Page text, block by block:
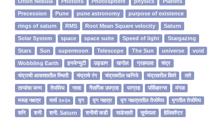
Precession Pune pune astronomy purpose of existence
rings of saturn RMS Root Mean Square velocity Saturn
Solar System space space suite Speed of light Stargazing
Stars Sun supermoon Telescope The Sun universe void
Wobbling Earth इनजेन्‍युटी उड्डाण खगोल ग्रहमाला चंद्र
चंद्राची आकाशातील स्थिती चंद्राचे रंग चंद्रावरील खनिजे चंद्रावरील विवरे तारे
ताऱ्यांचा जन्म तेजोमेघ नासा नैसर्गिक उपग्रह परग्रह पर्सिव्हरन्स मंगळ
मरूह नक्षत्र मार्स २०२० मृग मृग नक्षत्र मृग नक्षत्रातील तेजोमेघ मृगतील तेजोमेघ
शनि शनी शनी. Saturn शनीची कडी साडेसाती सूर्यमाला हेलिकॉप्टर